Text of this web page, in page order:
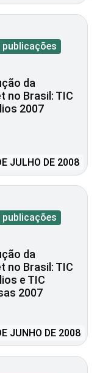
publicações
da
no Brasil: TIC
2007
JULHO DE 2008
publicações
da
no Brasil: TIC
e TIC
2007
JUNHO DE 2008